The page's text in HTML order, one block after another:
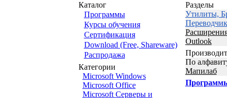
Каталог
Программы
Курсы обучения
Сертификация
Download (Free, Shareware)
Распродажа
Категории
Microsoft Windows
Microsoft Office
Microsoft Серверы и
Разделы
Утилиты,
Outlook
По
Мапилаб